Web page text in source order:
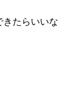
きたらいいな